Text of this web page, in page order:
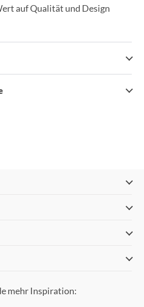
auf Qualität und Design
mehr Inspiration: